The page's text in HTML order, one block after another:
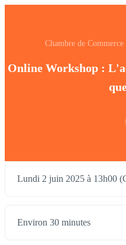
Chambre de
Online Workshop :
Lundi 2 juin 2025 à 13h00
Environ 30 minutes